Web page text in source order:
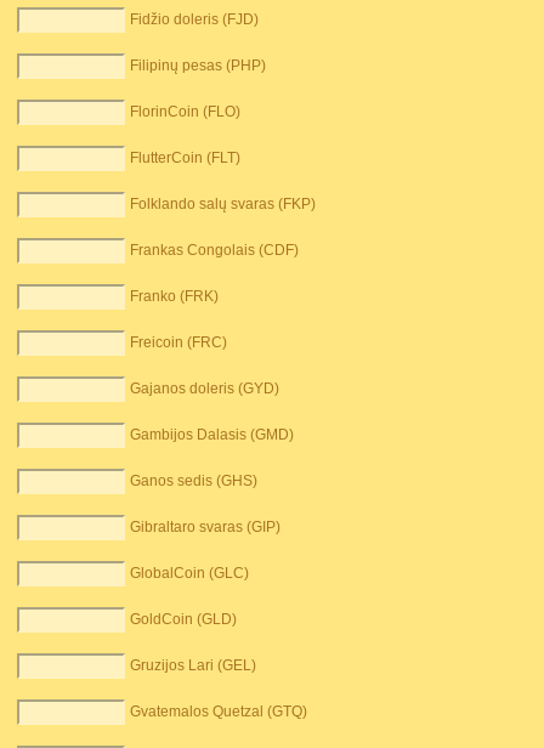
Fidžio doleris (FJD)
Filipinų pesas (PHP)
FlorinCoin (FLO)
FlutterCoin (FLT)
Folklando salų svaras (FKP)
Frankas Congolais (CDF)
Franko (FRK)
Freicoin (FRC)
Gajanos doleris (GYD)
Gambijos Dalasis (GMD)
Ganos sedis (GHS)
Gibraltaro svaras (GIP)
GlobalCoin (GLC)
GoldCoin (GLD)
Gruzijos Lari (GEL)
Gvatemalos Quetzal (GTQ)